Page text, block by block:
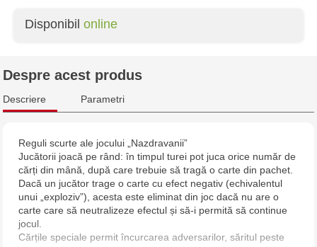
Disponibil online
Despre acest produs
Descriere Parametri
Reguli scurte ale jocului „Nazdravanii”
Jucătorii joacă pe rând: în timpul turei pot juca orice număr de
cărți din mână, după care trebuie să tragă o carte din pachet.
Dacă un jucător trage o carte cu efect negativ (echivalentul
unui „exploziv”), acesta este eliminat din joc dacă nu are o
carte care să neutralizeze efectul și să-i permită să continue
jocul.
Cărțile speciale permit încurcarea adversarilor, săritul peste